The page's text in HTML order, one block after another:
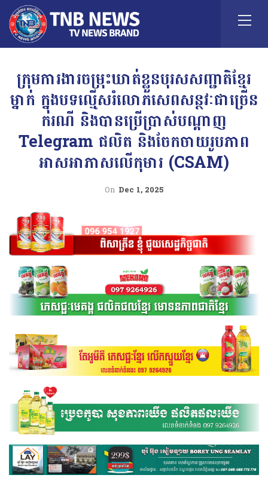
ក្រុមការងារចម្រុះឃាត់ខ្លួនបុរសសញ្ជាតិខ្មែរ
ម្នាក់ ក្នុងបទល្មើសរំលោភសេពសន្ថវៈជាច្រើន
ករណី និងបានប្រើប្រាស់បណ្តាញ
Telegram ផលិត និងចែកចាយរូបភាព
អាសអាភាសលើកុមារ (CSAM)
On Dec 1, 2025